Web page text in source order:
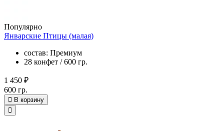
Популярно
Январские Птицы (малая)
состав: Премиум
28 конфет / 600 гр.
1 450 ₽
600 гр.
В корзину